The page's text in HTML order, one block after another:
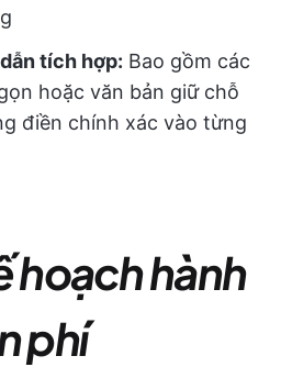
tích hợp: Bao gồm các
hoặc văn bản giữ chỗ
điền chính xác vào từng
hoạch hành
phí